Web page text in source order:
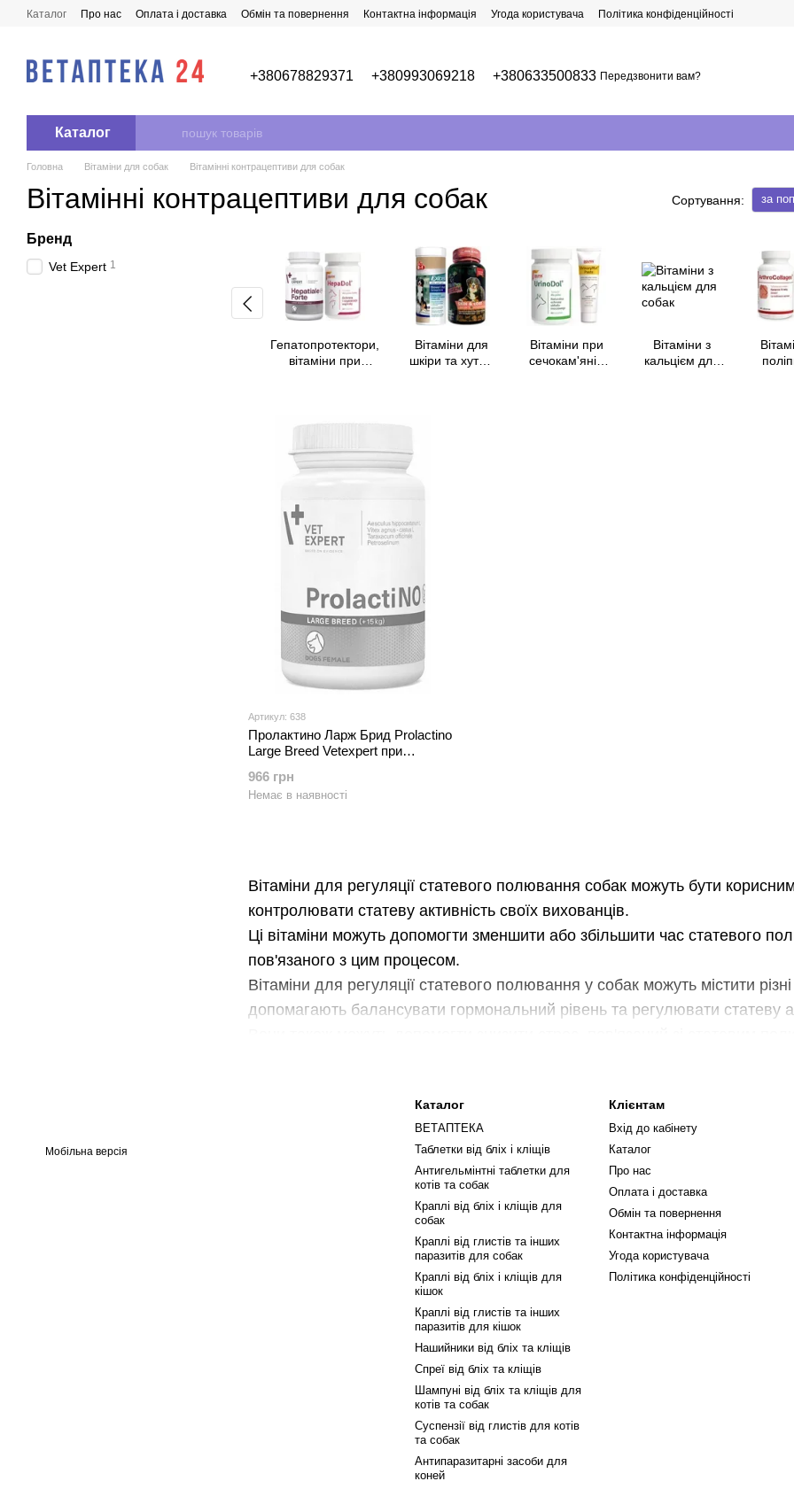
Перейти до основного контенту
Каталог Про нас Оплата і доставка Обмін та повернення Контактна інформація Угода користувача Політика конфіденційності
+380678829371 +380993069218 +380633500833 Передзвонити вам?
Каталог
Головна Вітаміни для собак Вітамінні контрацептиви для собак
Вітамінні контрацептиви для собак Сортування: за
Вітаміни для регуляції статевого полювання собак можуть бути
контролювати статеву активність своїх вихованців.
Ці вітаміни можуть допомогти зменшити або збільшити час статевого
пов'язаного з цим процесом.
Вітаміни для регуляції статевого полювання у собак можуть містити різні
допомагають балансувати гормональний рівень та регулювати статеву
Ми гарантуємо високу якість та ефективність всіх наших товарів, а також
Пам'ятайте, що регуляція статевої активності собак може бути
якщо у вас є кілька вихованців.
Вибираючи вітаміни для регуляції статевого полювання у собак, ви
того, щоб контролювати статеву активність свого вихованця та
Гепатопротектори,
вітаміни при
Вітаміни для
шкіри та хутра
Вітаміни при
сечокам'яній
Вітаміни з
кальцієм для
Артикул: 638
Пролактино Ларж Брид Prolactino
Large Breed Vetexpert при
більше 15 кг, 40 таблеток
966 грн
Немає в наявності
Бренд
Vet Expert 1
Мобільна версія
Каталог
ВЕТАПТЕКА
Таблетки від бліх і кліщів
Антигельмінтні таблетки для
котів та собак
Краплі від бліх і кліщів для
собак
Краплі від глистів та інших
паразитів для собак
Краплі від бліх і кліщів для
кішок
Краплі від глистів та інших
паразитів для кішок
Нашийники від бліх та кліщів
Спреї від бліх та кліщів
Шампуні від бліх та кліщів для
котів та собак
Суспензії від глистів для котів
та собак
Антипаразитарні засоби для
коней
Клієнтам
Вхід до кабінету
Каталог
Про нас
Оплата і доставка
Обмін та повернення
Контактна інформація
Угода користувача
Політика конфіденційності